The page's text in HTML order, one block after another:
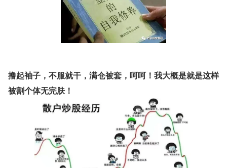
撸起袖子，不服就干，满仓被套，呵呵！我大概是就是这样
被割个体无完肤！